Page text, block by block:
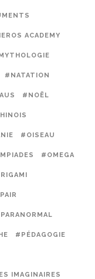
ACADEMY
#NATATION
#NOËL
#OISEAU
#OMEGA
#PÉDAGOGIE
IMAGINAIRES